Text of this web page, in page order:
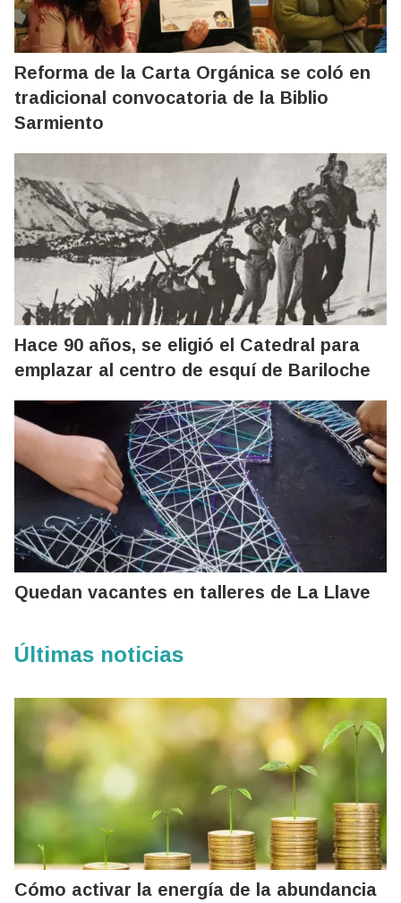
Reforma de la Carta Orgánica se coló en
tradicional convocatoria de la Biblio
Sarmiento
Hace 90 años, se eligió el Catedral para
emplazar al centro de esquí de Bariloche
Quedan vacantes en talleres de La Llave
Últimas noticias
Cómo activar la energía de la abundancia